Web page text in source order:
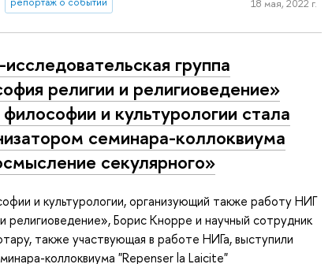
18 мая, 2022 г.
группа
религии и религиоведение»
и культурологии стала
семинара-коллоквиума
секулярного»
и культурологии, организующий также работу НИГ
религиоведение», Борис Кнорре и научный сотрудник
также участвующая в работе НИГа, выступили
коллоквиума "Repenser la Laicite"